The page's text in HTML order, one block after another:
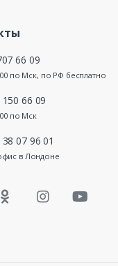
66 09
по Мск, по РФ бесплатно
66 09
по Мск
07 96 01
в Лондоне